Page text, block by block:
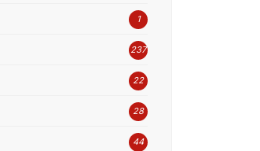
1
237
22
28
44